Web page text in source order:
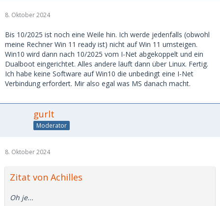
8. Oktober 2024
Bis 10/2025 ist noch eine Weile hin. Ich werde jedenfalls (obwohl
meine Rechner Win 11 ready ist) nicht auf Win 11 umsteigen.
Win10 wird dann nach 10/2025 vom I-Net abgekoppelt und ein
Dualboot eingerichtet. Alles andere läuft dann über Linux. Fertig.
Ich habe keine Software auf Win10 die unbedingt eine I-Net
Verbindung erfordert. Mir also egal was MS danach macht.
gurlt
Moderator
8. Oktober 2024
Zitat von Achilles
Oh je...